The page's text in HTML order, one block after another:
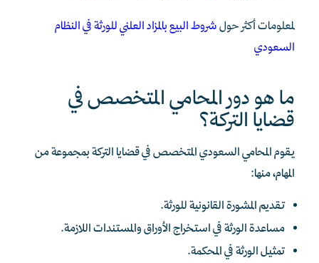
لمعلومات أكثر حولشروط البيع بالمزاد العلني للورثة في النظام
السعودي
ما هو دور المحامي المتخصص في
قضايا التركة؟
يقوم المحامي السعودي المتخصص في قضايا التركة بمجموعة من
المهام، منها:
تقديم المشورة القانونية للورثة.
مساعدة الورثة في استخراج الأوراق والمستندات اللازمة.
تمثيل الورثة في المحكمة.